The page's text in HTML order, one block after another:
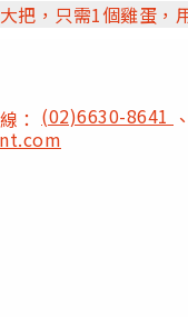
把，只需1個雞蛋，
： (02)6630-8641